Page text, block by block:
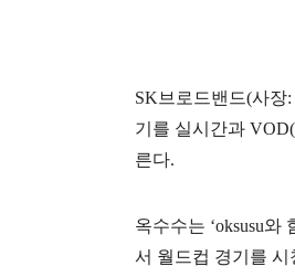
SK 브로드밴드(사장:
기를 실시간과 VOD(
른다.
옥수수는 ‘oksusu와
서 월드컵 경기를 시